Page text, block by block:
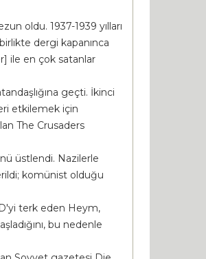
oldu. 1937-1939 yılları
dergi kapanınca
ile en çok satanlar
geçti. İkinci
etkilemek için
The Crusaders
üstlendi. Nazilerle
komünist olduğu
terk eden Heym,
bu nedenle